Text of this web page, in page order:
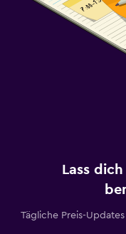
Lass
Tägliche Preis-